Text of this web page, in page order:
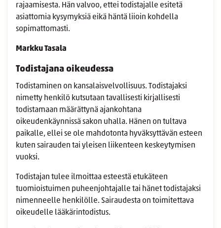
rajaamisesta. Hän valvoo, ettei todistajalle esitetä
asiattomia kysymyksiä eikä häntä liioin kohdella
sopimattomasti.
Markku Tasala
Todistajana oikeudessa
Todistaminen on kansalaisvelvollisuus. Todistajaksi
nimetty henkilö kutsutaan tavallisesti kirjallisesti
todistamaan määrättynä ajankohtana
oikeudenkäynnissä sakon uhalla. Hänen on tultava
paikalle, ellei se ole mahdotonta hyväksyttävän esteen
kuten sairauden tai yleisen liikenteen keskeytymisen
vuoksi.
Todistajan tulee ilmoittaa esteestä etukäteen
tuomioistuimen puheenjohtajalle tai hänet todistajaksi
nimenneelle henkilölle. Sairaudesta on toimitettava
oikeudelle lääkärintodistus.